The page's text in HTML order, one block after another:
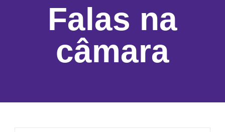
Falas na
câmara